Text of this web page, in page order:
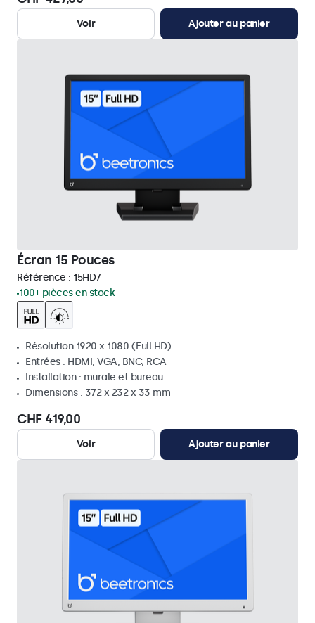
Voir Ajouter au panier
Écran 15 Pouces
Référence : 15HD7
100+ pièces en stock
Résolution 1920 x 1080 (Full HD)
Entrées : HDMI, VGA, BNC, RCA
Installation : murale et bureau
Dimensions : 372 x 232 x 33 mm
CHF 419,00
Voir Ajouter au panier